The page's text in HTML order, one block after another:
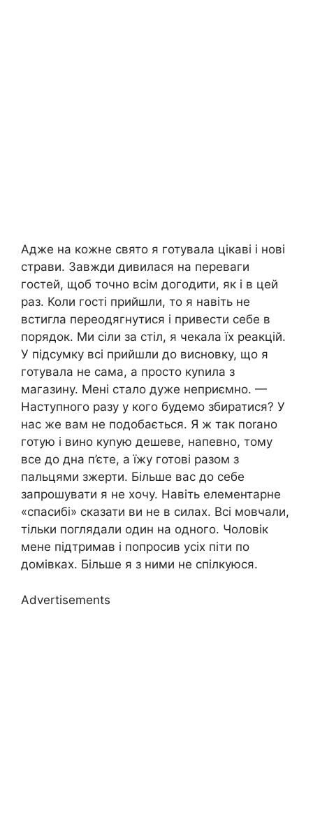
Адже на кожне свято я готувала цікаві і нові
страви. Завжди дивилася на переваги
гостей, щоб точно всім догодити, як і в цей
раз. Коли гості прийшли, то я навіть не
встигла переодягнутися і привести себе в
порядок. Ми сіли за стіл, я чекала їх реакцій.
У підсумку всі прийшли до висновку, що я
готувала не сама, а просто куnила з
магазину. Мені стало дуже неприємно. —
Наступного разу у кого будемо збиратися? У
нас же вам не подобається. Я ж так поrано
готую і вино куnую дешеве, напевно, тому
все до дна п’єте, а їжу готові разом з
пальцями зжерти. Більше вас до себе
запрошувати я не хочу. Навіть елементарне
«спасибі» сказати ви не в силах. Всі мовчали,
тільки поглядали один на одного. Чоловік
мене підтримав і попросив усіх піти по
домівках. Більше я з ними не спілкуюся.
Advertisements